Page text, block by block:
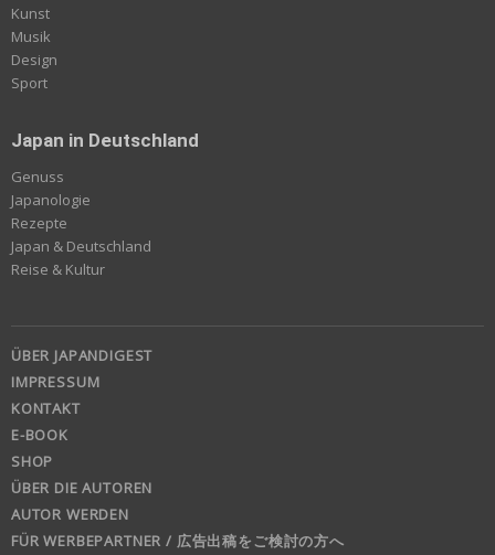
Kunst
Musik
Design
Sport
Japan in Deutschland
Genuss
Japanologie
Rezepte
Japan & Deutschland
Reise & Kultur
ÜBER JAPANDIGEST
IMPRESSUM
KONTAKT
E-BOOK
SHOP
ÜBER DIE AUTOREN
AUTOR WERDEN
FÜR WERBEPARTNER / 広告出稿をご検討の方へ